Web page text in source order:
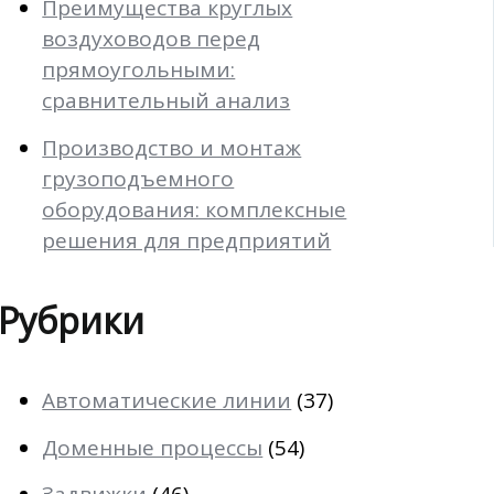
Преимущества круглых
воздуховодов перед
прямоугольными:
сравнительный анализ
Производство и монтаж
грузоподъемного
оборудования: комплексные
решения для предприятий
Автоматические линии (37)
Доменные процессы (54)